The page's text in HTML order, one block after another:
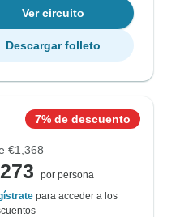
Ver circuito
Descargar folleto
7% de descuento
€1,368
por persona
para acceder a los